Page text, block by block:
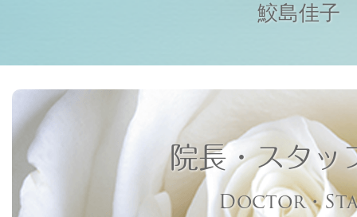
鮫島佳子
院長・スタッ
Doctor・